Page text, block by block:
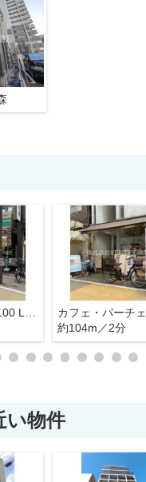
ローソンストア100 LS大森北店
カフェ・パーチェ
約104m／2分
い物件